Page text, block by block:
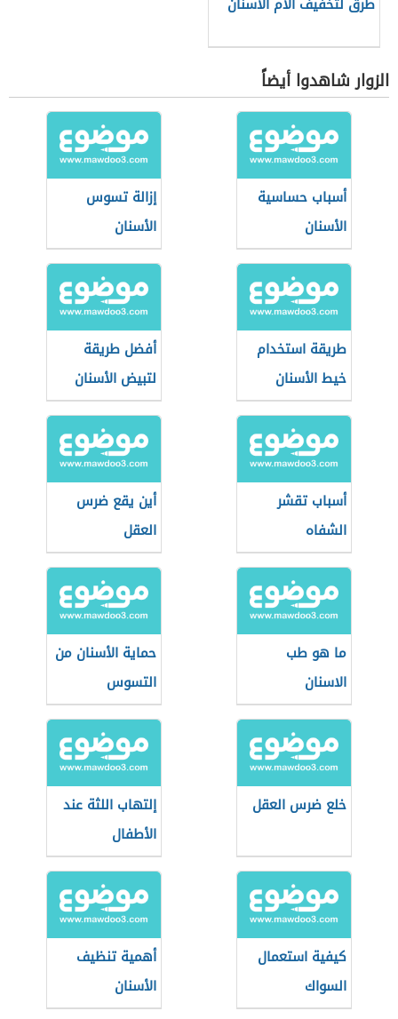
الزوار شاهدوا أيضاً
أسباب حساسية
الأسنان
إزالة تسوس
الأسنان
طريقة استخدام
خيط الأسنان
أفضل طريقة
لتبيض الأسنان
أسباب تقشر
الشفاه
أين يقع ضرس
العقل
ما هو طب
الاسنان
حماية الأسنان من
التسوس
خلع ضرس العقل
إلتهاب اللثة عند
الأطفال
كيفية استعمال
السواك
أهمية تنظيف
الأسنان